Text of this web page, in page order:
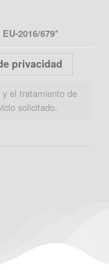
2016/679*
privacidad
el tratamiento de
solicitado.